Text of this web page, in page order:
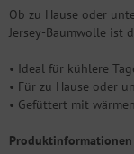
Ob zu Hause oder
Jersey-Baumwolle ist
• Ideal für kühlere
• Für zu Hause oder
• Gefüttert mit
Produktinformationen